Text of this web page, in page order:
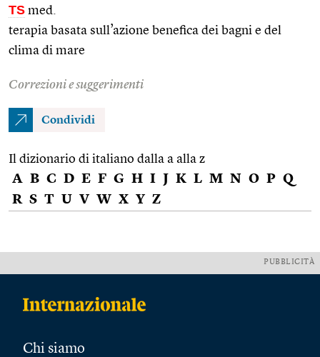
TS med.
terapia basata sull’azione benefica dei bagni e del
clima di mare
Correzioni e suggerimenti
Condividi
Il dizionario di italiano dalla a alla z
A B C D E F G H I J K L M N O P Q
R S T U V W X Y Z
PUBBLICITÀ
Chi siamo